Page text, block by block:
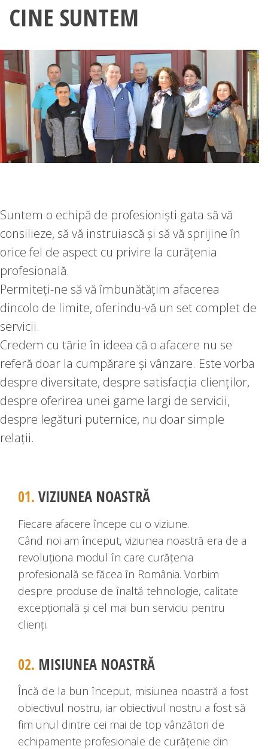
CINE SUNTEM
Suntem o echipă de profesioniști gata să vă
consilieze, să vă instruiască și să vă sprijine în
orice fel de aspect cu privire la curățenia
profesională.
Permiteți-ne să vă îmbunătățim afacerea
dincolo de limite, oferindu-vă un set complet de
servicii.
Credem cu tărie în ideea că o afacere nu se
referă doar la cumpărare și vânzare. Este vorba
despre diversitate, despre satisfacția clienților,
despre oferirea unei game largi de servicii,
despre legături puternice, nu doar simple
relații.
01. VIZIUNEA NOASTRĂ
Fiecare afacere începe cu o viziune.
Când noi am început, viziunea noastră era de a
revoluționa modul în care curățenia
profesională se făcea în România. Vorbim
despre produse de înaltă tehnologie, calitate
excepțională și cel mai bun serviciu pentru
clienți.
02. MISIUNEA NOASTRĂ
Încă de la bun început, misiunea noastră a fost
obiectivul nostru, iar obiectivul nostru a fost să
fim unul dintre cei mai de top vânzători de
echipamente profesionale de curățenie din